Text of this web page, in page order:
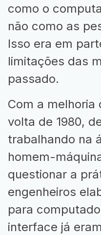
como o
não como as
Isso era em
limitações das
passado.
Com a melhoria
volta de 1980,
trabalhando na
homem-
questionar a
engenheiros
para
interface já